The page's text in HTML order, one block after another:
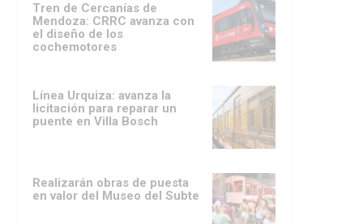
Tren de Cercanías de
Mendoza: CRRC avanza con
el diseño de los
cochemotores
Línea Urquiza: avanza la
licitación para reparar un
puente en Villa Bosch
Realizarán obras de puesta
en valor del Museo del Subte